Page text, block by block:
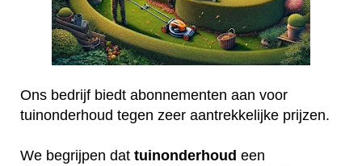
Ons bedrijf biedt abonnementen aan voor
tuinonderhoud tegen zeer aantrekkelijke prijzen.
We begrijpen dat tuinonderhoud een